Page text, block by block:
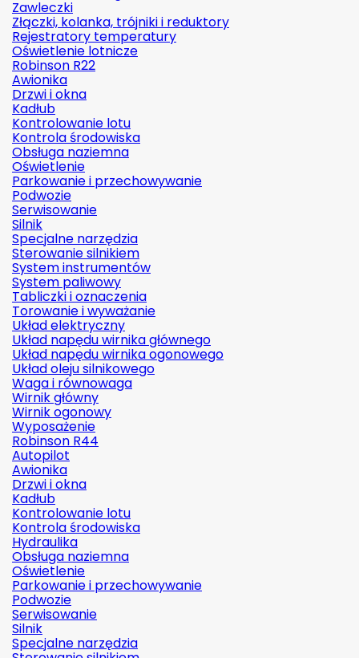
Zawleczki
Złączki, kolanka, trójniki i reduktory
Rejestratory temperatury
Oświetlenie lotnicze
Robinson R22
Awionika
Drzwi i okna
Kadłub
Kontrolowanie lotu
Kontrola środowiska
Obsługa naziemna
Oświetlenie
Parkowanie i przechowywanie
Podwozie
Serwisowanie
Silnik
Specjalne narzędzia
Sterowanie silnikiem
System instrumentów
System paliwowy
Tabliczki i oznaczenia
Torowanie i wyważanie
Układ elektryczny
Układ napędu wirnika głównego
Układ napędu wirnika ogonowego
Układ oleju silnikowego
Waga i równowaga
Wirnik główny
Wirnik ogonowy
Wyposażenie
Robinson R44
Autopilot
Awionika
Drzwi i okna
Kadłub
Kontrolowanie lotu
Kontrola środowiska
Hydraulika
Obsługa naziemna
Oświetlenie
Parkowanie i przechowywanie
Podwozie
Serwisowanie
Silnik
Specjalne narzędzia